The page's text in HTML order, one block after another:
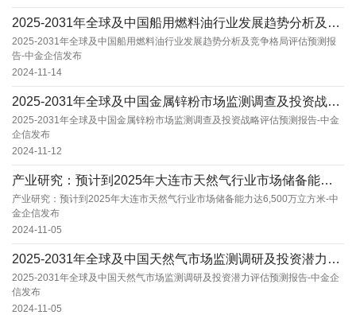
2025-2031年全球及中国船用燃料油行业发展趋势分析及竞争格局评估预测报告-中金企信发...
2025-2031年全球及中国船用燃料油行业发展趋势分析及竞争格局评估预测报
告-中金企信发布
2024-11-14
2025-2031年全球及中国金属锌粉市场监测调查及投资战略评估预测报告-中金企信发布
2025-2031年全球及中国金属锌粉市场监测调查及投资战略评估预测报告-中金
企信发布
2024-11-12
产业研究：预计到2025年大连市天然气行业市场储备能力达6,500万立方米-中金企信发布
产业研究：预计到2025年大连市天然气行业市场储备能力达6,500万立方米-中
金企信发布
2024-11-05
2025-2031年全球及中国天然气市场监测调研及投资潜力评估预测报告-中金企信发布
2025-2031年全球及中国天然气市场监测调研及投资潜力评估预测报告-中金企
信发布
2024-11-05